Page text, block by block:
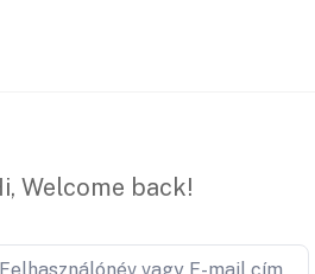
Welcome back!